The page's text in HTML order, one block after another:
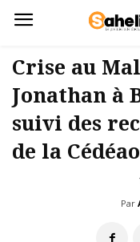
Crise au
Jonathan à
suivi des
de la Cédéao
Par